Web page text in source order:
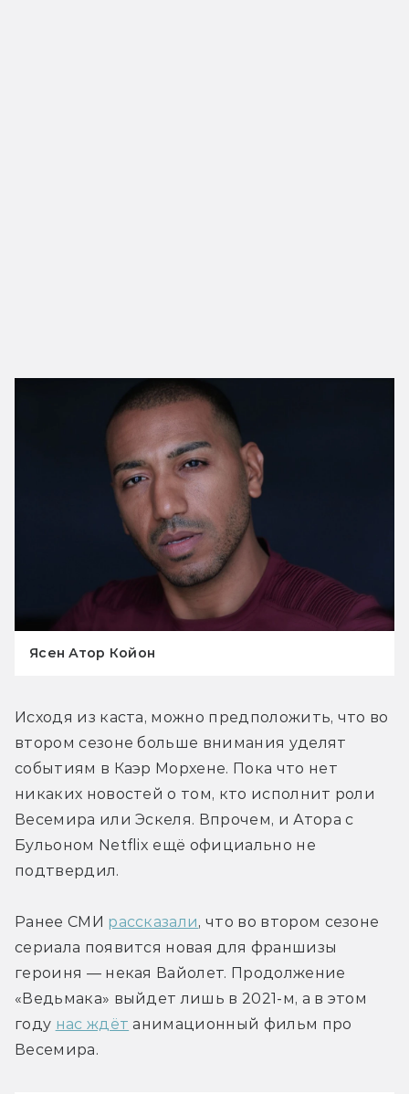
Ясен Атор Койон
Исходя из каста, можно предположить, что во
втором сезоне больше внимания уделят
событиям в Каэр Морхене. Пока что нет
никаких новостей о том, кто исполнит роли
Весемира или Эскеля. Впрочем, и Атора с
Бульоном Netflix ещё официально не
подтвердил.
Ранее СМИ рассказали, что во втором сезоне
сериала появится новая для франшизы
героиня — некая Вайолет. Продолжение
«Ведьмака» выйдет лишь в 2021-м, а в этом
году нас ждёт анимационный фильм про
Весемира.